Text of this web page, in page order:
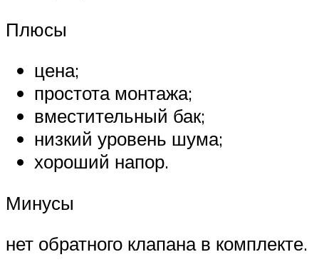
Плюсы
цена;
простота монтажа;
вместительный бак;
низкий уровень шума;
хороший напор.
Минусы
нет обратного клапана в комплекте.